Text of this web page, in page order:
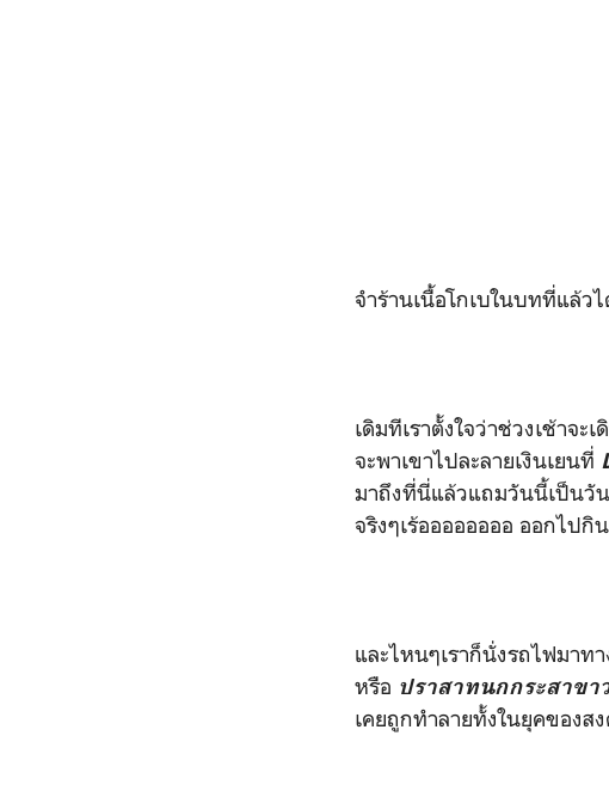
จำร้านเนื้อโกเบในบทที่แล้
เดิมทีเราตั้งใจว่าช่วงเช้าจะเ
จะพาเขาไปละลายเงินเยนที่
มาถึงที่นี่แล้วแถมวันนี้เป็นวั
จริงๆเร้ออออออออ ออกไปกิ
และไหนๆเราก็นั่งรถไฟมาท
หรือ ปราสาทนกกระสาขา
เคยถูกทำลายทั้งในยุคของส